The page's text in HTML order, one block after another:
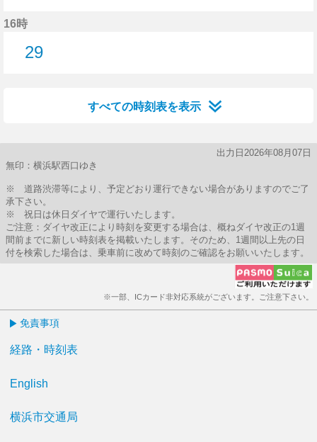
16時
29
すべての時刻表を表示
出力日2026年08月07日
無印：横浜駅西口ゆき
※ 道路渋滞等により、予定どおり運行できない場合がありますのでご了
承下さい。
※ 祝日は休日ダイヤで運行いたします。
ご注意：ダイヤ改正により時刻を変更する場合は、概ねダイヤ改正の1週
間前までに新しい時刻表を掲載いたします。そのため、1週間以上先の日
付を検索した場合は、乗車前に改めて時刻のご確認をお願いいたします。
※一部、ICカード非対応系統がございます。ご注意下さい。
免責事項
経路・時刻表
English
横浜市交通局